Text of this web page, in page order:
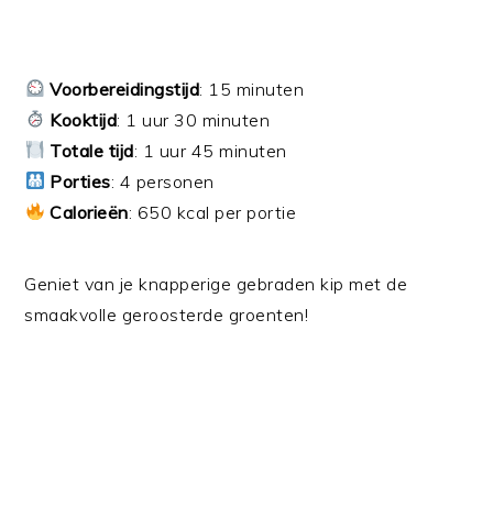
Voorbereidingstijd: 15 minuten
Kooktijd: 1 uur 30 minuten
Totale tijd: 1 uur 45 minuten
Porties: 4 personen
Calorieën: 650 kcal per portie
Geniet van je knapperige gebraden kip met de
smaakvolle geroosterde groenten!